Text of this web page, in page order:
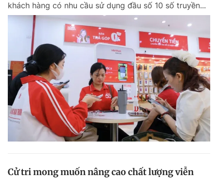
Chuyên mục khác
Chào ngày mới
Tin thị trường Tin 360
Video Magazine
Sản phẩm khác
Tiện ích Bạn cần biết
Thông tin tòa soạn Liên hệ quảng cáo
Tin đã xem
Đăng xuất
khách hàng có nhu cầu sử dụng đầu số 10 số truyền...
Cử tri mong muốn nâng cao chất lượng viễn